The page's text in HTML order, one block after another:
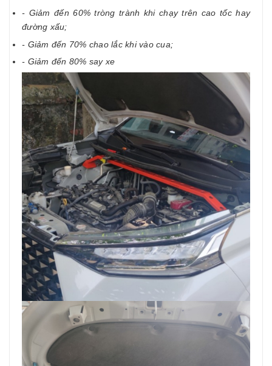
- Giảm đến 60% tròng trành khi chạy trên cao tốc hay
đường xấu;
- Giảm đến 70% chao lắc khi vào cua;
- Giảm đến 80% say xe